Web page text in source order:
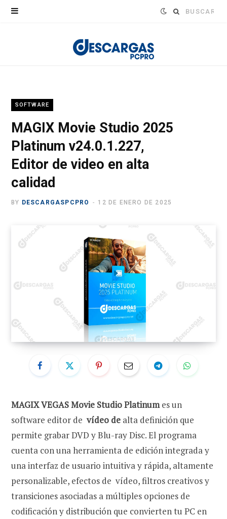
Buscar:
SOFTWARE
MAGIX Movie Studio 2025
Platinum v24.0.1.227,
Editor de video en alta
calidad
BY DESCARGASPCPRO 12 DE ENERO DE 2025
MAGIX VEGAS Movie Studio Platinumes un
software editor de vídeo de alta definición que
permite grabar DVD y Blu-ray Disc. El programa
cuenta con una herramienta de edición integrada y
una interfaz de usuario intuitiva y rápida, altamente
personalizable, efectos de vídeo, filtros creativos y
transiciones asociadas a múltiples opciones de
codificación y distribución que convierten tu PC en